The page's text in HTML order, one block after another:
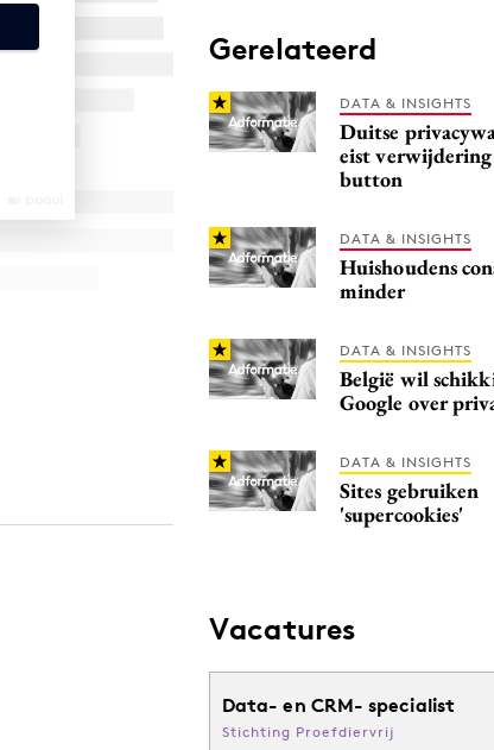
Gerelateerd
DATA & INSIGHTS
Duitse
eist
button
DATA & INSIGHTS
Huishoudens
minder
DATA & INSIGHTS
België wil
Google over
DATA & INSIGHTS
Sites gebruiken
'supercookies'
Vacatures
Data- en CRM- specialist
Stichting Proefdiervrij